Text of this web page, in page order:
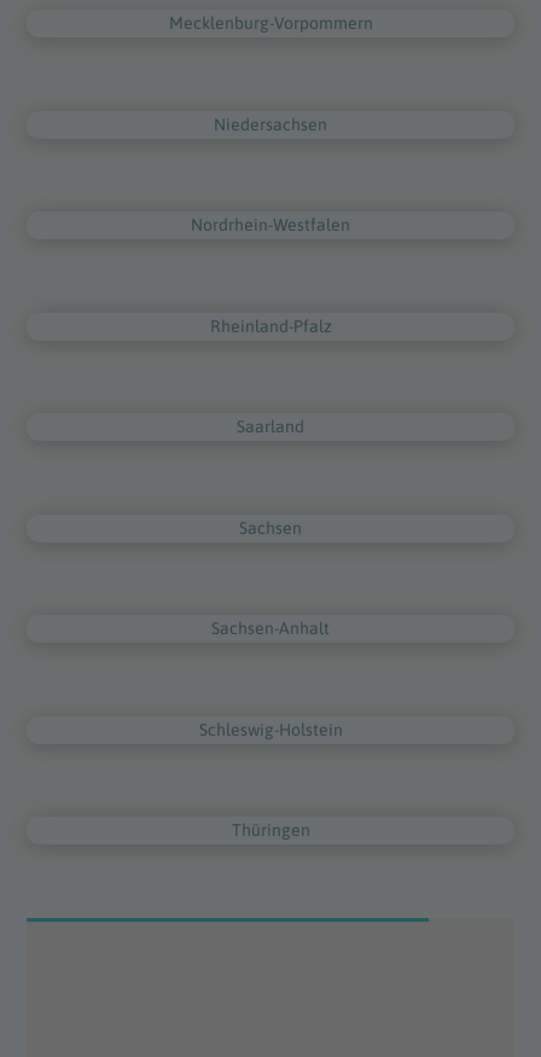
Mecklenburg-Vorpommern
Niedersachsen
Nordrhein-Westfalen
Rheinland-Pfalz
Saarland
Sachsen
Sachsen-Anhalt
Schleswig-Holstein
Thüringen